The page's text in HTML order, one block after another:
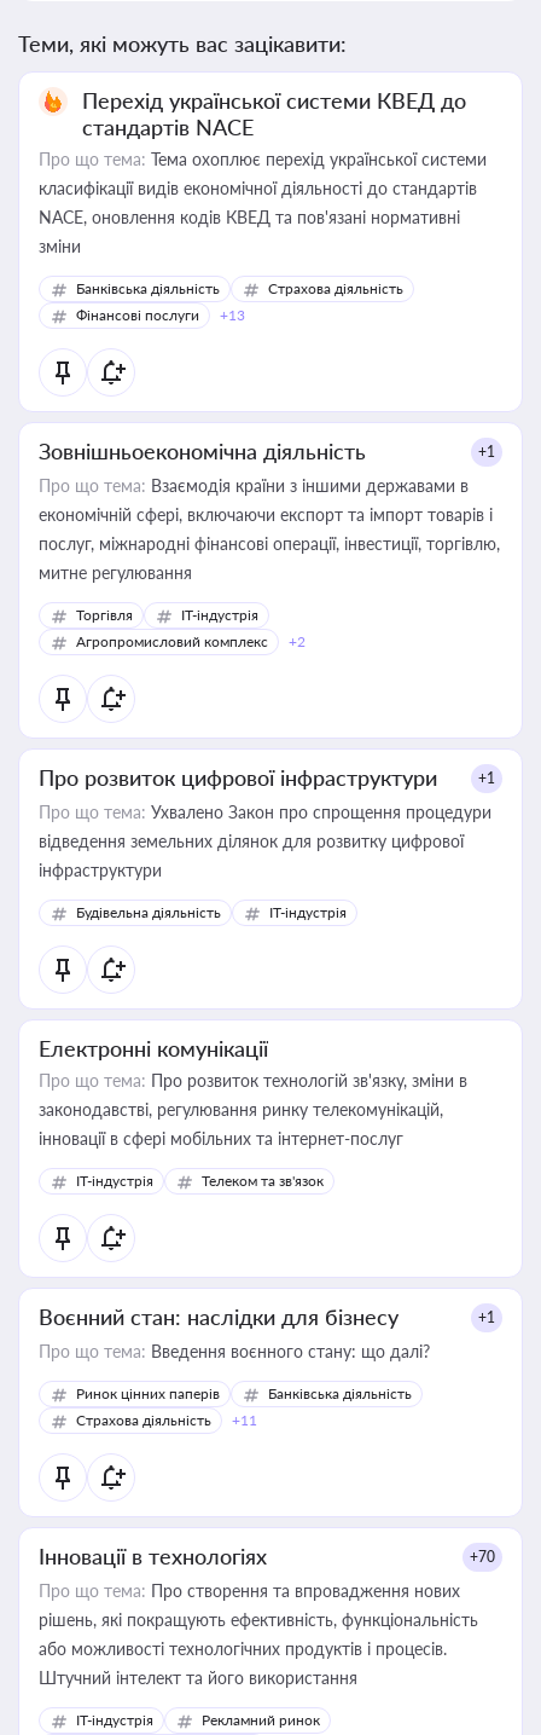
Теми, які можуть вас зацікавити:
Перехід української системи КВЕД до
стандартів NACE
Про що тема: Тема охоплює перехід української системи
класифікації видів економічної діяльності до стандартів
NACE, оновлення кодів КВЕД та пов'язані нормативні
зміни
Банківська діяльність
Страхова діяльність
Фінансові послуги
+13
Зовнішньоекономічна діяльність +1
Про що тема: Взаємодія країни з іншими державами в
економічній сфері, включаючи експорт та імпорт товарів і
послуг, міжнародні фінансові операції, інвестиції, торгівлю,
митне регулювання
Торгівля
IT-індустрія
Агропромисловий комплекс
+2
Про розвиток цифрової інфраструктури +1
Про що тема: Ухвалено Закон про спрощення процедури
відведення земельних ділянок для розвитку цифрової
інфраструктури
Будівельна діяльність IT-індустрія
Електронні комунікації
Про що тема: Про розвиток технологій зв'язку, зміни в
законодавстві, регулювання ринку телекомунікацій,
інновації в сфері мобільних та інтернет-послуг
IT-індустрія Телеком та зв'язок
Воєнний стан: наслідки для бізнесу +1
Про що тема: Введення воєнного стану: що далі?
Ринок цінних паперів
Банківська діяльність
Страхова діяльність
+11
Інновації в технологіях +70
Про що тема: Про створення та впровадження нових
рішень, які покращують ефективність, функціональність
або можливості технологічних продуктів і процесів.
Штучний інтелект та його використання
IT-індустрія
Рекламний ринок